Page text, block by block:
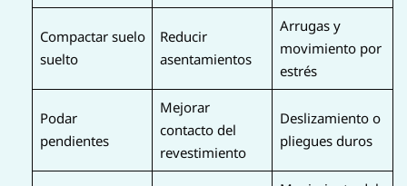
Compactar suelo
suelto
Reducir
asentamientos
Arrugas y
movimiento por
estrés
Podar
pendientes
Mejorar
contacto del
revestimiento
Deslizamiento o
pliegues duros